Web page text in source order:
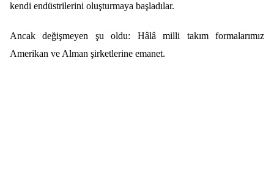
kendi endüstrilerini oluşturmaya başladılar.
Ancak değişmeyen şu oldu: Hâlâ milli takım formalarımız
Amerikan ve Alman şirketlerine emanet.